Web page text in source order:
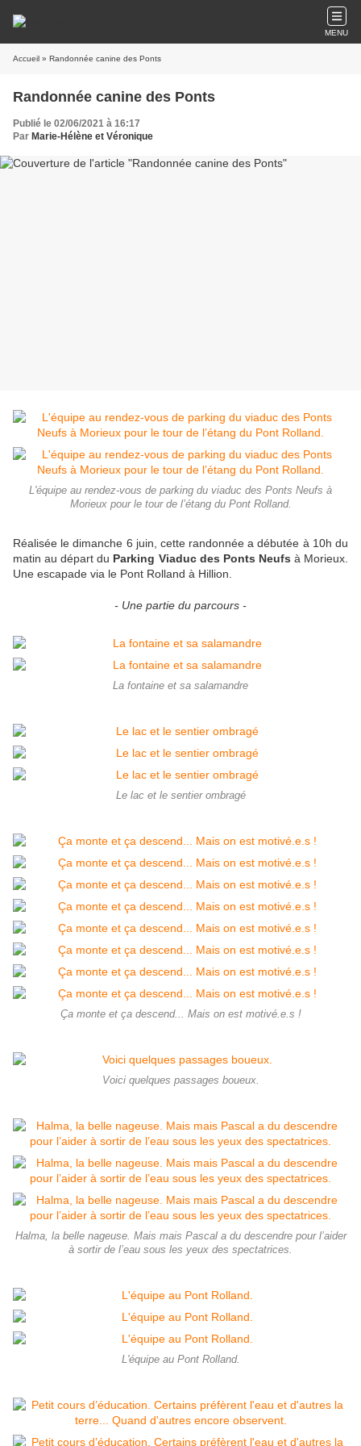
MENU
Accueil » Randonnée canine des Ponts
Randonnée canine des Ponts
Publié le 02/06/2021 à 16:17
Par Marie-Hélène et Véronique
L'équipe au rendez-vous de parking du viaduc des Ponts Neufs à
Morieux pour le tour de l’étang du Pont Rolland.
Réalisée le dimanche 6 juin, cette randonnée a débutée à 10h du
matin au départ du Parking Viaduc des Ponts Neufs à Morieux.
Une escapade via le Pont Rolland à Hillion.
- Une partie du parcours -
La fontaine et sa salamandre
Le lac et le sentier ombragé
Ça monte et ça descend... Mais on est motivé.e.s !
Voici quelques passages boueux.
Halma, la belle nageuse. Mais mais Pascal a du descendre pour l’aider
à sortir de l’eau sous les yeux des spectatrices.
L'équipe au Pont Rolland.